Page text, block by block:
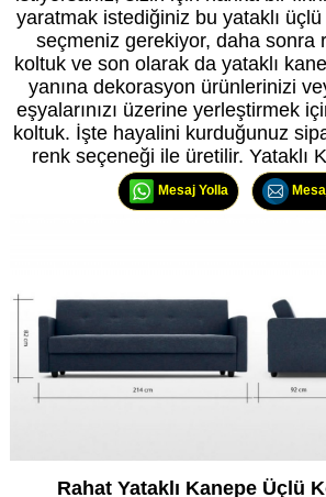
yaratmak istediğiniz bu yataklı
seçmeniz gerekiyor, daha sonra
koltuk ve son olarak da yataklı
yanına dekorasyon ürünlerinizi
eşyalarınızı üzerine yerleştirmek
koltuk. İşte hayalini kurduğunuz
renk seçeneği ile üretilir. Yataklı
Mesaj Yolla
Rahat Yataklı Kanepe Üçlü